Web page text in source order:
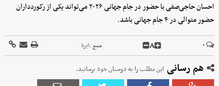
احسان حاجی‌صفی با حضور در جام جهانی ۲۰۲۶ می‌تواند یکی از رکوردداران
حضور متوالی در ۴ جام جهانی باشد.
۰ A منبع :ایرنا
هم رسانی این مطلب را به دوستان خود برسانید.